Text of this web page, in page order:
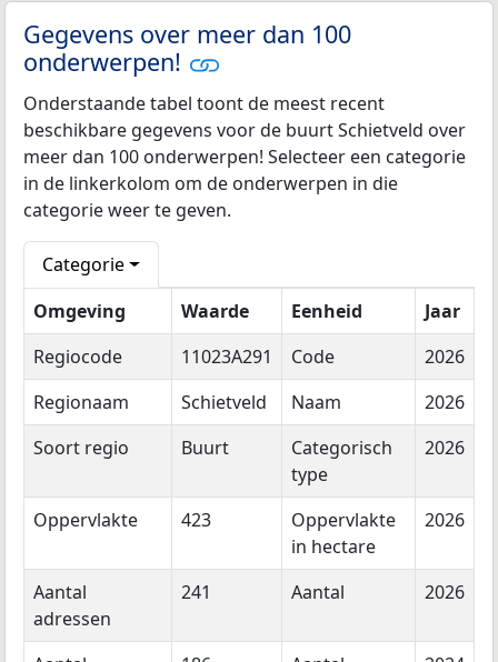
Gegevens over meer dan 100
onderwerpen!
Onderstaande tabel toont de meest recent
beschikbare gegevens voor de buurt Schietveld over
meer dan 100 onderwerpen! Selecteer een categorie
in de linkerkolom om de onderwerpen in die
categorie weer te geven.
Categorie
Omgeving
Waarde Eenheid
Jaar
Regiocode
11023A291 Code
2026
Regionaam
Schietveld Naam
2026
Soort regio
Buurt
Categorisch
type
2026
Oppervlakte 423
Oppervlakte
in hectare
2026
Aantal
adressen
241 Aantal 2026